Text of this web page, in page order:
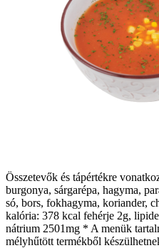
Összetevők és tápértékre
burgonya, sárgarépa, hagyma,
só, bors, fokhagyma, koriander,
kalória: 378 kcal fehérje 2g,
nátrium 2501mg * A menük
mélyhűtött termékből